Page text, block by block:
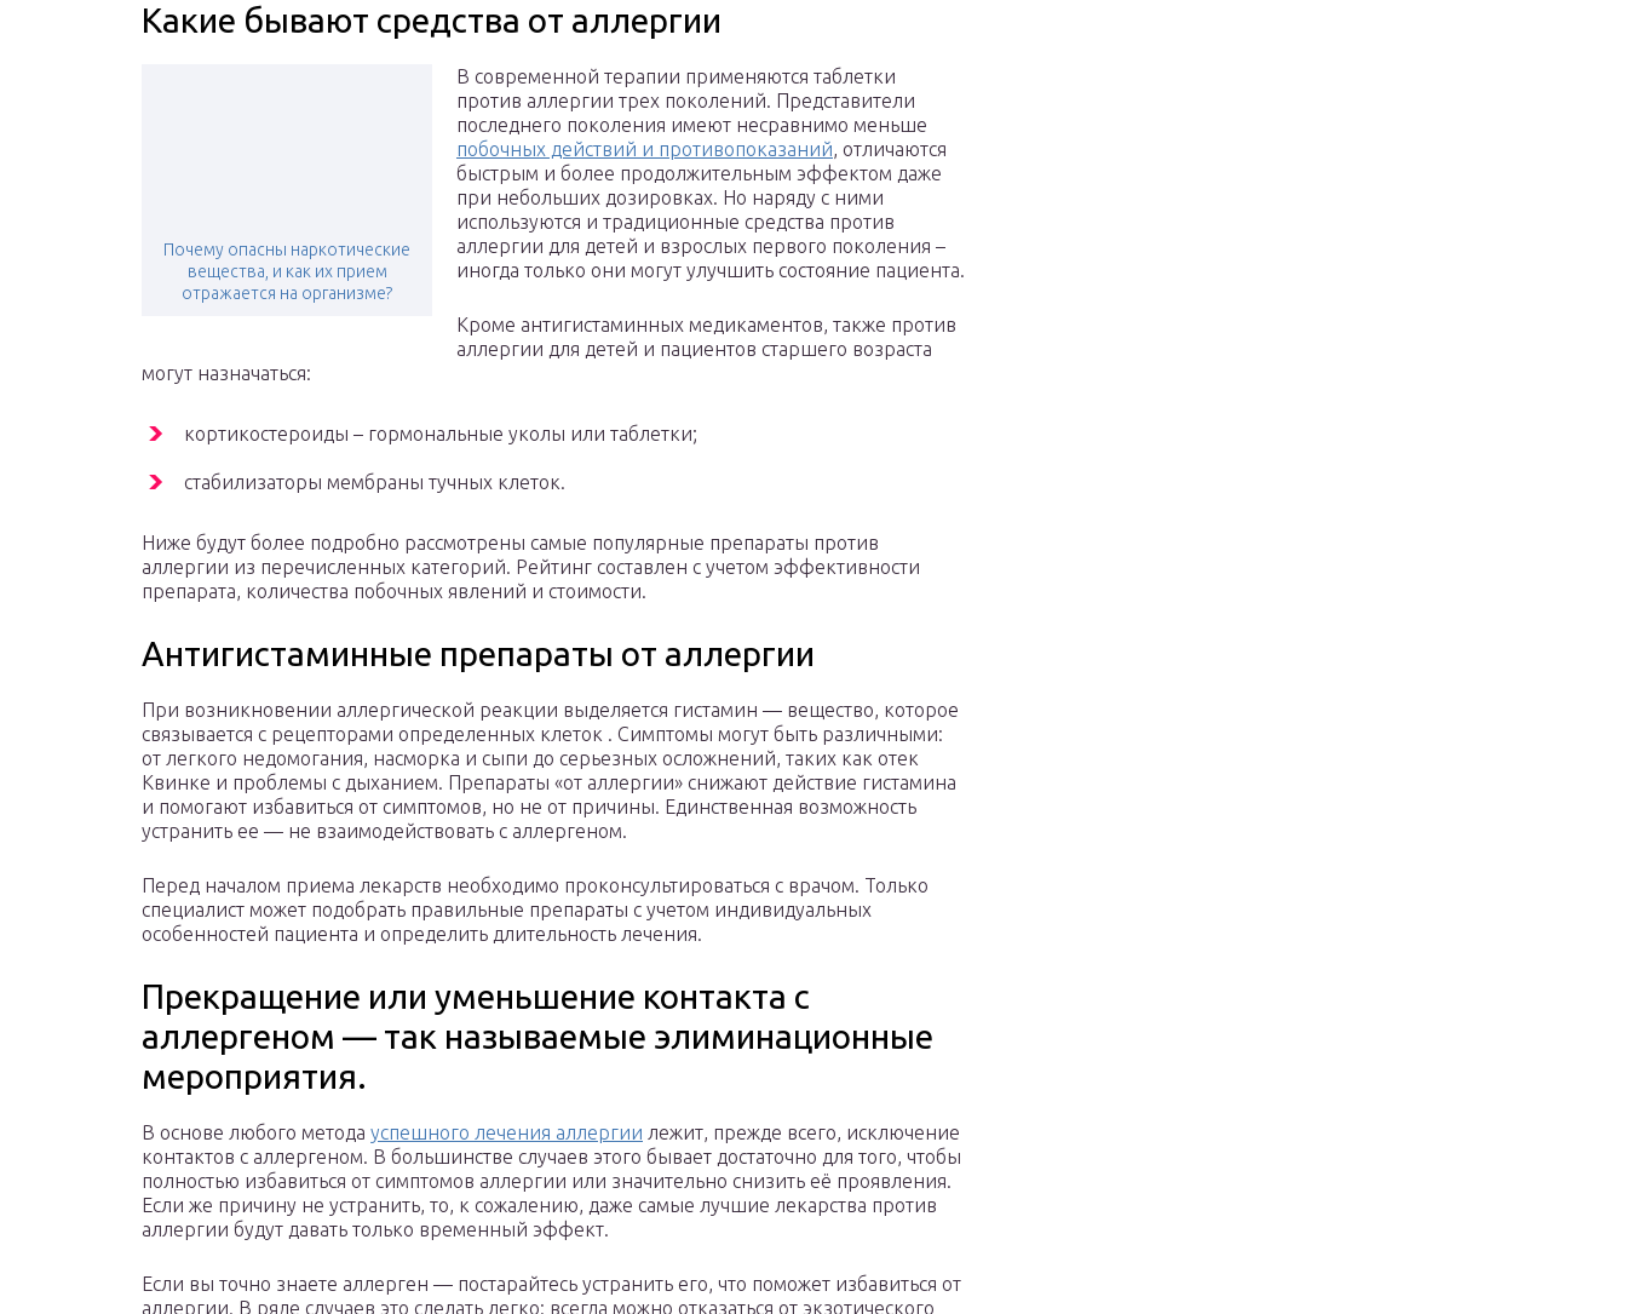
Какие бывают средства от аллергии
Почему опасны наркотические
вещества, и как их прием
отражается на организме?
В современной терапии применяются таблетки
против аллергии трех поколений. Представители
последнего поколения имеют несравнимо меньше
побочных действий и противопоказаний, отличаются
быстрым и более продолжительным эффектом даже
при небольших дозировках. Но наряду с ними
используются и традиционные средства против
аллергии для детей и взрослых первого поколения –
иногда только они могут улучшить состояние пациента.
Кроме антигистаминных медикаментов, также против
аллергии для детей и пациентов старшего возраста
могут назначаться:
кортикостероиды – гормональные уколы или таблетки;
стабилизаторы мембраны тучных клеток.
Ниже будут более подробно рассмотрены самые популярные препараты против
аллергии из перечисленных категорий. Рейтинг составлен с учетом эффективности
препарата, количества побочных явлений и стоимости.
Антигистаминные препараты от аллергии
При возникновении аллергической реакции выделяется гистамин — вещество, которое
связывается с рецепторами определенных клеток . Симптомы могут быть различными:
от легкого недомогания, насморка и сыпи до серьезных осложнений, таких как отек
Квинке и проблемы с дыханием. Препараты «от аллергии» снижают действие гистамина
и помогают избавиться от симптомов, но не от причины. Единственная возможность
устранить ее — не взаимодействовать с аллергеном.
Перед началом приема лекарств необходимо проконсультироваться с врачом. Только
специалист может подобрать правильные препараты с учетом индивидуальных
особенностей пациента и определить длительность лечения.
Прекращение или уменьшение контакта с
аллергеном — так называемые элиминационные
мероприятия.
В основе любого метода успешного лечения аллергии лежит, прежде всего, исключение
контактов с аллергеном. В большинстве случаев этого бывает достаточно для того, чтобы
полностью избавиться от симптомов аллергии или значительно снизить её проявления.
Если же причину не устранить, то, к сожалению, даже самые лучшие лекарства против
аллергии будут давать только временный эффект.
Если вы точно знаете аллерген — постарайтесь устранить его, что поможет избавиться от
аллергии. В ряде случаев это сделать легко: всегда можно отказаться от экзотического